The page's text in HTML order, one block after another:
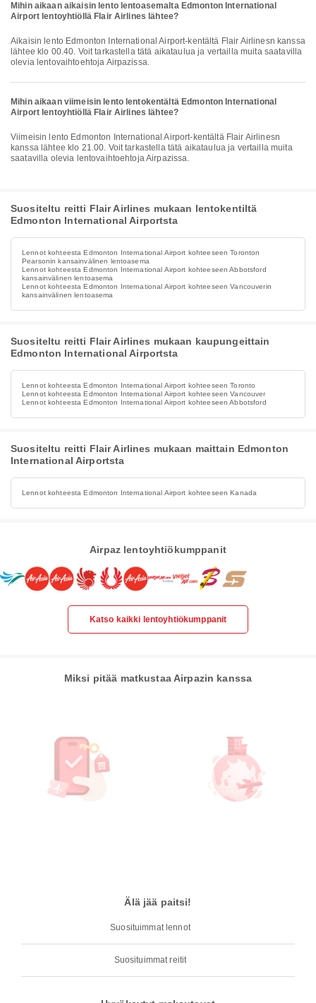
Mihin aikaan aikaisin lento lentoasemalta Edmonton International
Airport lentoyhtiöllä Flair Airlines lähtee?
Aikaisin lento Edmonton International Airport-kentältä Flair Airlinesn kanssa
lähtee klo 00.40. Voit tarkastella tätä aikataulua ja vertailla muita saatavilla
olevia lentovaihtoehtoja Airpazissa.
Mihin aikaan viimeisin lento lentokentältä Edmonton International
Airport lentoyhtiöllä Flair Airlines lähtee?
Viimeisin lento Edmonton International Airport-kentältä Flair Airlinesn
kanssa lähtee klo 21.00. Voit tarkastella tätä aikataulua ja vertailla muita
saatavilla olevia lentovaihtoehtoja Airpazissa.
Suositeltu reitti Flair Airlines mukaan lentokentiltä
Edmonton International Airportsta
Lennot kohteesta Edmonton International Airport kohteeseen Toronton
Pearsonin kansainvälinen lentoasema
Lennot kohteesta Edmonton International Airport kohteeseen Abbotsford
kansainvälinen lentoasema
Lennot kohteesta Edmonton International Airport kohteeseen Vancouverin
kansainvälinen lentoasema
Suositeltu reitti Flair Airlines mukaan kaupungeittain
Edmonton International Airportsta
Lennot kohteesta Edmonton International Airport kohteeseen Toronto
Lennot kohteesta Edmonton International Airport kohteeseen Vancouver
Lennot kohteesta Edmonton International Airport kohteeseen Abbotsford
Suositeltu reitti Flair Airlines mukaan maittain Edmonton
International Airportsta
Lennot kohteesta Edmonton International Airport kohteeseen Kanada
Airpaz lentoyhtiökumppanit
Katso kaikki lentoyhtiökumppanit
Miksi pitää matkustaa Airpazin kanssa
Älä jää paitsi!
Suosituimmat lennot
Suosituimmat reitit